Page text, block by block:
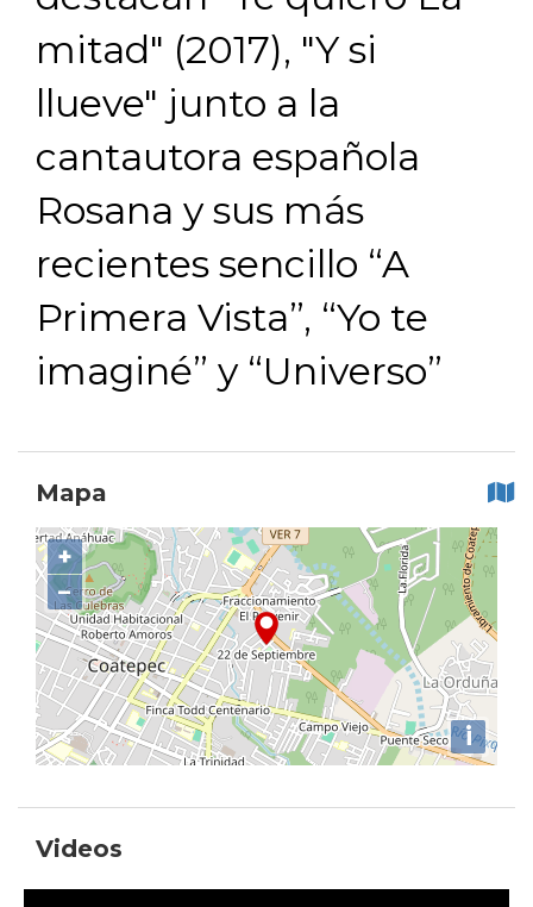
mitad" (2017), "Y si
llueve" junto a la
cantautora española
Rosana y sus más
recientes sencillo “A
Primera Vista”, “Yo te
imaginé” y “Universo”
Mapa
+
−
i
Videos